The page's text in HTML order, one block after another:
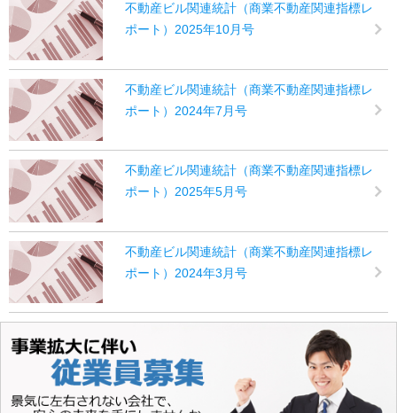
不動産ビル関連統計（商業不動産関連指標レ
ポート）2025年10月号
不動産ビル関連統計（商業不動産関連指標レ
ポート）2024年7月号
不動産ビル関連統計（商業不動産関連指標レ
ポート）2025年5月号
不動産ビル関連統計（商業不動産関連指標レ
ポート）2024年3月号